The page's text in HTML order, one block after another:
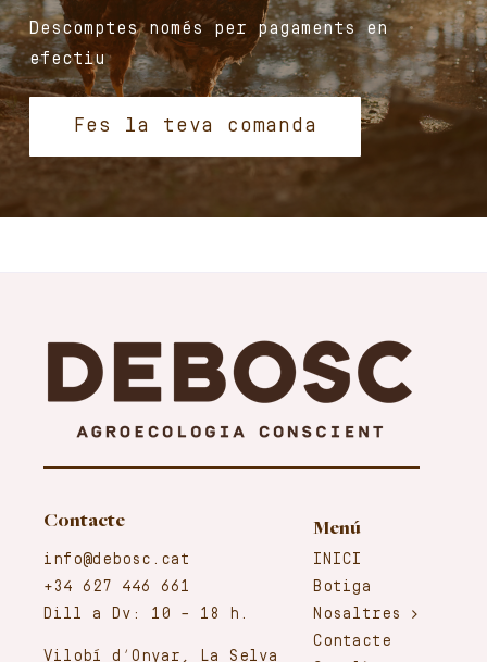
Descomptes només per pagaments en
efectiu
Fes la teva comanda
Menú
INICI
Botiga
Nosaltres
Contacte
Contacte
info@debosc.cat
+34 627 446 661
Dill a Dv: 10 – 18 h.
Vilobí d’Onyar, La Selva